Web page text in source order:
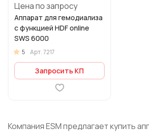
Цена по запросу
Аппарат для гемодиализа
с функцией HDF online
SWS 6000
5 Арт.7217
Запросить КП
Компания ESM предлагает купить